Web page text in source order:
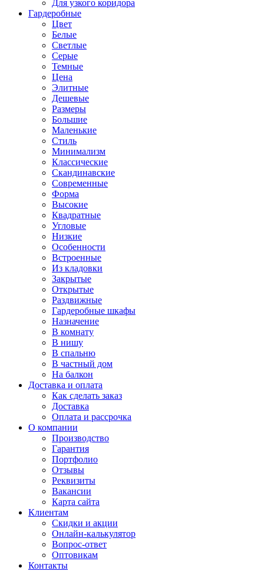
Для узкого коридора
Гардеробные
Цвет
Белые
Светлые
Серые
Темные
Цена
Элитные
Дешевые
Размеры
Большие
Маленькие
Стиль
Минимализм
Классические
Скандинавские
Современные
Форма
Высокие
Квадратные
Угловые
Низкие
Особенности
Встроенные
Из кладовки
Закрытые
Открытые
Раздвижные
Гардеробные шкафы
Назначение
В комнату
В нишу
В спальню
В частный дом
На балкон
Доставка и оплата
Как сделать заказ
Доставка
Оплата и рассрочка
О компании
Производство
Гарантия
Портфолио
Отзывы
Реквизиты
Вакансии
Карта сайта
Клиентам
Скидки и акции
Онлайн-калькулятор
Вопрос-ответ
Оптовикам
Контакты